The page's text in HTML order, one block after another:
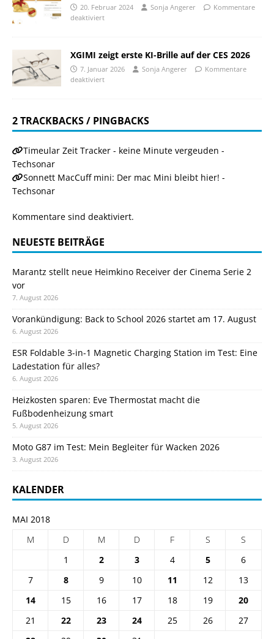
20. Februar 2024 Sonja Angerer
Kommentare
deaktiviert
XGIMI zeigt erste KI-Brille auf der CES 2026
7. Januar 2026 Sonja Angerer
Kommentare
deaktiviert
2 TRACKBACKS / PINGBACKS
Timeular Zeit Tracker - keine Minute vergeuden -
Techsonar
Sonnett MacCuff mini: Der mac Mini bleibt hier! -
Techsonar
Kommentare sind deaktiviert.
NEUESTE BEITRÄGE
Marantz stellt neue Heimkino Receiver der Cinema Serie 2
vor
7. August 2026
Vorankündigung: Back to School 2026 startet am 17. August
6. August 2026
ESR Foldable 3-in-1 Magnetic Charging Station im Test: Eine
Ladestation für alles?
6. August 2026
Heizkosten sparen: Eve Thermostat macht die
Fußbodenheizung smart
5. August 2026
Moto G87 im Test: Mein Begleiter für Wacken 2026
3. August 2026
KALENDER
MAI 2018
M
D M D F S
S
1
2 3 4 5
6
7
8 9 10 11 12
13
14
15 16 17 18 19
20
21
22 23 24 25 26
27